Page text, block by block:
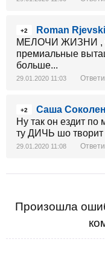
+2
Roman
МЕЛОЧИ ЖИЗНИ ,
премиальные
больше...
29.01.2020 11:03
+2
Саша
Ну так он ездит по
ту ДИЧЬ шо
29.01.2020 11:08
Произошла